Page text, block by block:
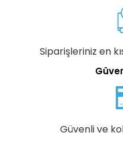
Siparişleriniz en
Güvenli ve